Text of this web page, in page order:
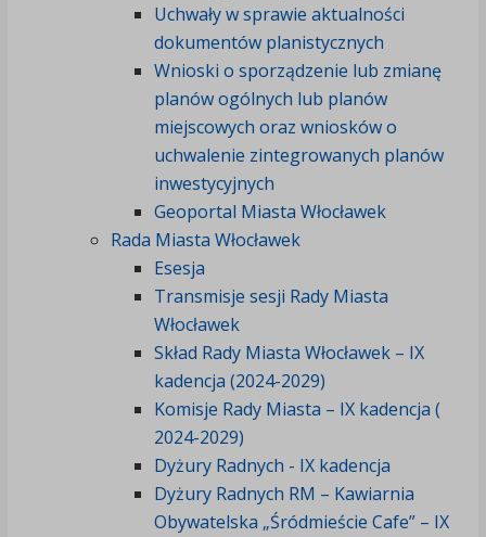
Uchwały w sprawie aktualności
dokumentów planistycznych
Wnioski o sporządzenie lub zmianę
planów ogólnych lub planów
miejscowych oraz wniosków o
uchwalenie zintegrowanych planów
inwestycyjnych
Geoportal Miasta Włocławek
Rada Miasta Włocławek
Esesja
Transmisje sesji Rady Miasta
Włocławek
Skład Rady Miasta Włocławek – IX
kadencja (2024-2029)
Komisje Rady Miasta – IX kadencja (
2024-2029)
Dyżury Radnych - IX kadencja
Dyżury Radnych RM – Kawiarnia
Obywatelska „Śródmieście Cafe” – IX